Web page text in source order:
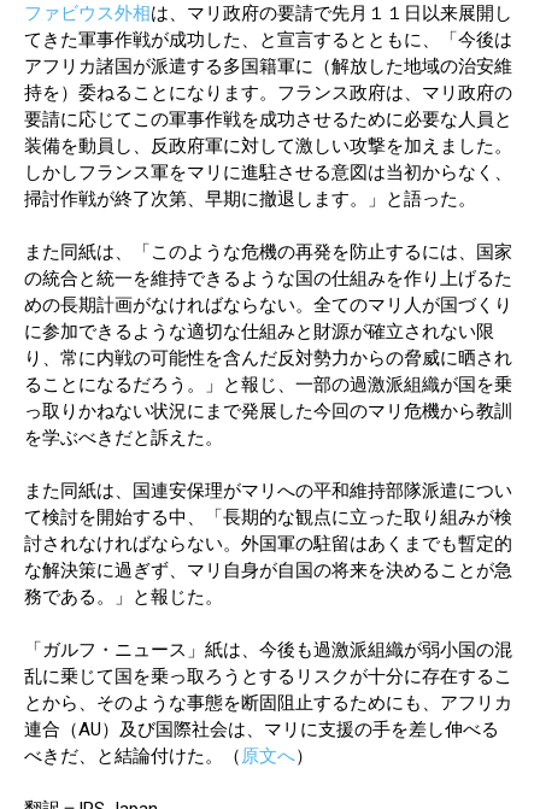
ファビウス外相は、マリ政府の要請で先月１１日以来展開し
てきた軍事作戦が成功した、と宣言するとともに、「今後は
アフリカ諸国が派遣する多国籍軍に（解放した地域の治安維
持を）委ねることになります。フランス政府は、マリ政府の
要請に応じてこの軍事作戦を成功させるために必要な人員と
装備を動員し、反政府軍に対して激しい攻撃を加えました。
しかしフランス軍をマリに進駐させる意図は当初からなく、
掃討作戦が終了次第、早期に撤退します。」と語った。
また同紙は、「このような危機の再発を防止するには、国家
の統合と統一を維持できるような国の仕組みを作り上げるた
めの長期計画がなければならない。全てのマリ人が国づくり
に参加できるような適切な仕組みと財源が確立されない限
り、常に内戦の可能性を含んだ反対勢力からの脅威に晒され
ることになるだろう。」と報じ、一部の過激派組織が国を乗
っ取りかねない状況にまで発展した今回のマリ危機から教訓
を学ぶべきだと訴えた。
また同紙は、国連安保理がマリへの平和維持部隊派遣につい
て検討を開始する中、「長期的な観点に立った取り組みが検
討されなければならない。外国軍の駐留はあくまでも暫定的
な解決策に過ぎず、マリ自身が自国の将来を決めることが急
務である。」と報じた。
「ガルフ・ニュース」紙は、今後も過激派組織が弱小国の混
乱に乗じて国を乗っ取ろうとするリスクが十分に存在するこ
とから、そのような事態を断固阻止するためにも、アフリカ
連合（AU）及び国際社会は、マリに支援の手を差し伸べる
べきだ、と結論付けた。（原文へ）